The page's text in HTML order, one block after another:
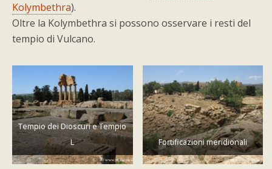
Kolymbethra).
Oltre la Kolymbethra si possono osservare i resti del
tempio di Vulcano.
Tempio dei Dioscuri e Tempio
L
Fortificazioni meridionali